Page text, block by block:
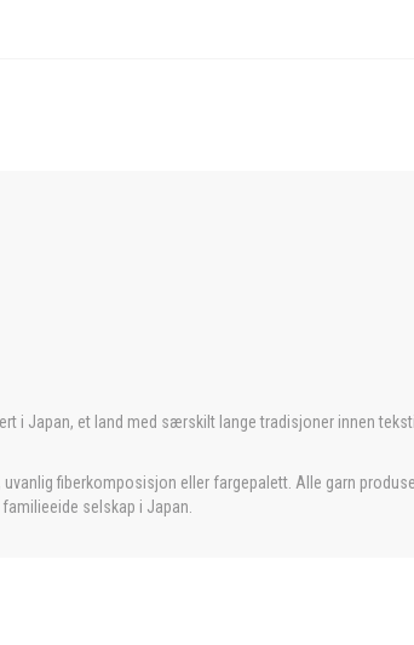
i Japan, et land med særskilt lange tradisjoner innen
fiberkomposisjon eller fargepalett. Alle garn
selskap i Japan.